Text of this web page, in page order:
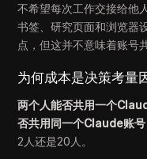
不希望每次工作交接给他
书签、研究页面和浏览器
点，但这并不意味着账号
为何成本是决策考量
两个人能否共用一个
否共用同一个Claude账号
2人还是20人。